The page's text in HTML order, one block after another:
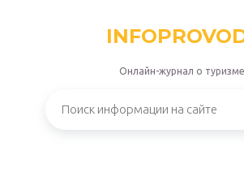
Онлайн-журнал о туризме